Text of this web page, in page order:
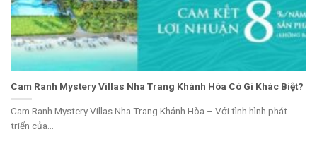
Cam Ranh Mystery Villas Nha Trang Khánh Hòa Có Gì Khác Biệt?
Cam Ranh Mystery Villas Nha Trang Khánh Hòa – Với tình hình phát
triển của...